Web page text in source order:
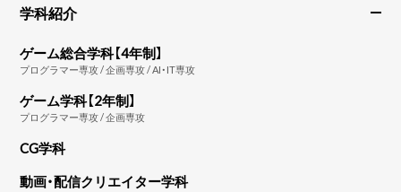
学科紹介
ゲーム総合学科【4年制】
プログラマー専攻 / 企画専攻 / AI・IT専攻
ゲーム学科【2年制】
プログラマー専攻 / 企画専攻
CG学科
動画・配信クリエイター学科